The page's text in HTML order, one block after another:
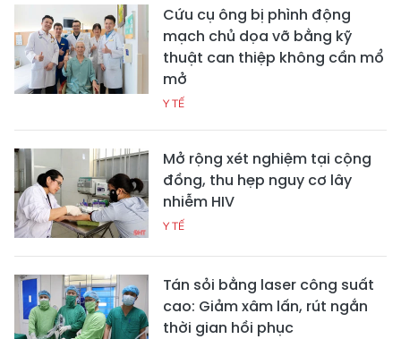
Cứu cụ ông bị phình động
mạch chủ dọa vỡ bằng kỹ
thuật can thiệp không cần mổ
mở
Y TẾ
Mở rộng xét nghiệm tại cộng
đồng, thu hẹp nguy cơ lây
nhiễm HIV
Y TẾ
Tán sỏi bằng laser công suất
cao: Giảm xâm lấn, rút ngắn
thời gian hồi phục